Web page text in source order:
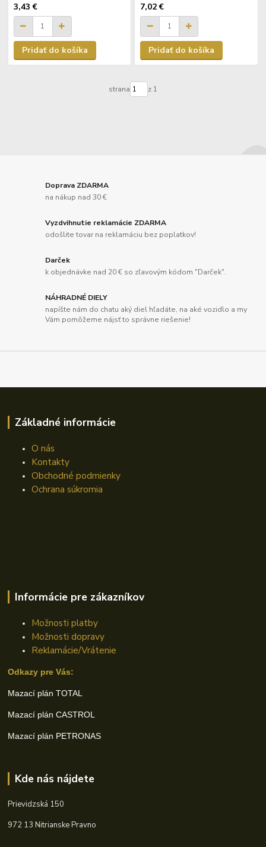
3,43 €
Pridať do košíka
7,02 €
Pridať do košíka
strana z 1
Doprava ZDARMA
na nákup nad 30 €
Vyzdvihnutie reklamácie ZDARMA
odošlite tovar na reklamáciu bez poplatkov!
Darček
k objednávke nad 20 € so zľavovým kódom "Darček".
NÁHRADNÉ DIELY
napíšte nám do chatu aký diel hľadáte, na aké vozidlo a my
Vám pomôžeme nájsť to správne riešenie!
Základné informácie
O nás
Kontakty
Obchodné podmienky
Ochrana súkromia
Informácie pre zákazníkov
Možnosti platby
Možnosti dopravy
Reklamácie/Vrátenie
Odkazy pre Vás:
Mazací plán TOTAL
Mazací plán CASTROL
Mazací plán PETRONAS
Kde nás nájdete
Prievidzská 150
972 13 Nitrianske Pravno